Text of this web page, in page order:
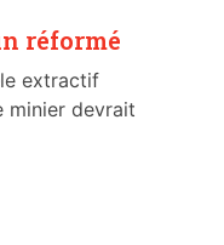
réformé
extractif
minier devrait